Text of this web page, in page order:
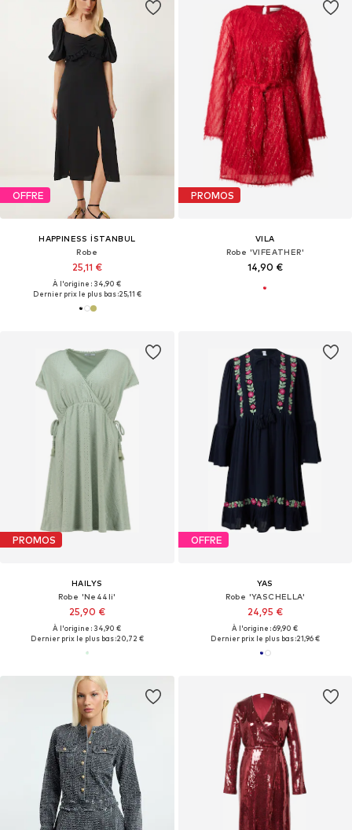
OFFRE
HAPPINESS İSTANBUL
Robe
25,11 €
À l'origine : 34,90 €
Dernier prix le plus bas :25,11 €
PROMOS
VILA
Robe 'VIFEATHER'
14,90 €
PROMOS
HAILYS
Robe 'Ne44li'
25,90 €
À l'origine : 34,90 €
Dernier prix le plus bas :20,72 €
OFFRE
YAS
Robe 'YASCHELLA'
24,95 €
À l'origine : 69,90 €
Dernier prix le plus bas :21,96 €